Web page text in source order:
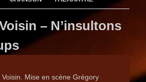
– N’insultons
Mise en scène Grégory